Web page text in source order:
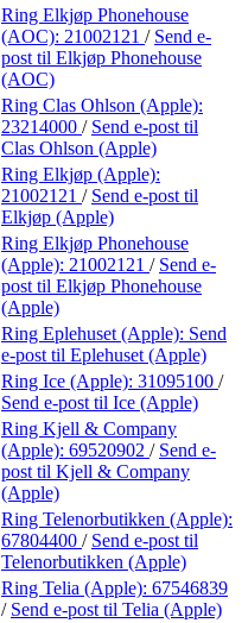
Ring Elkjøp Phonehouse
(AOC): 21002121 / Send e-
post til Elkjøp Phonehouse
(AOC)
Ring Clas Ohlson (Apple):
23214000 / Send e-post til
Clas Ohlson (Apple)
Ring Elkjøp (Apple):
21002121 / Send e-post til
Elkjøp (Apple)
Ring Elkjøp Phonehouse
(Apple): 21002121 / Send e-
post til Elkjøp Phonehouse
(Apple)
Ring Eplehuset (Apple): Send
e-post til Eplehuset (Apple)
Ring Ice (Apple): 31095100 /
Send e-post til Ice (Apple)
Ring Kjell & Company
(Apple): 69520902 / Send e-
post til Kjell & Company
(Apple)
Ring Telenorbutikken (Apple):
67804400 / Send e-post til
Telenorbutikken (Apple)
Ring Telia (Apple): 67546839
/ Send e-post til Telia (Apple)